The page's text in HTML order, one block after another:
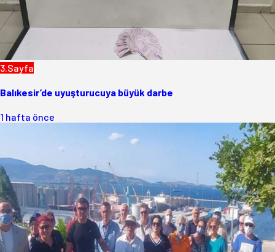
3.Sayfa
Balıkesir’de uyuşturucuya büyük darbe
1 hafta önce